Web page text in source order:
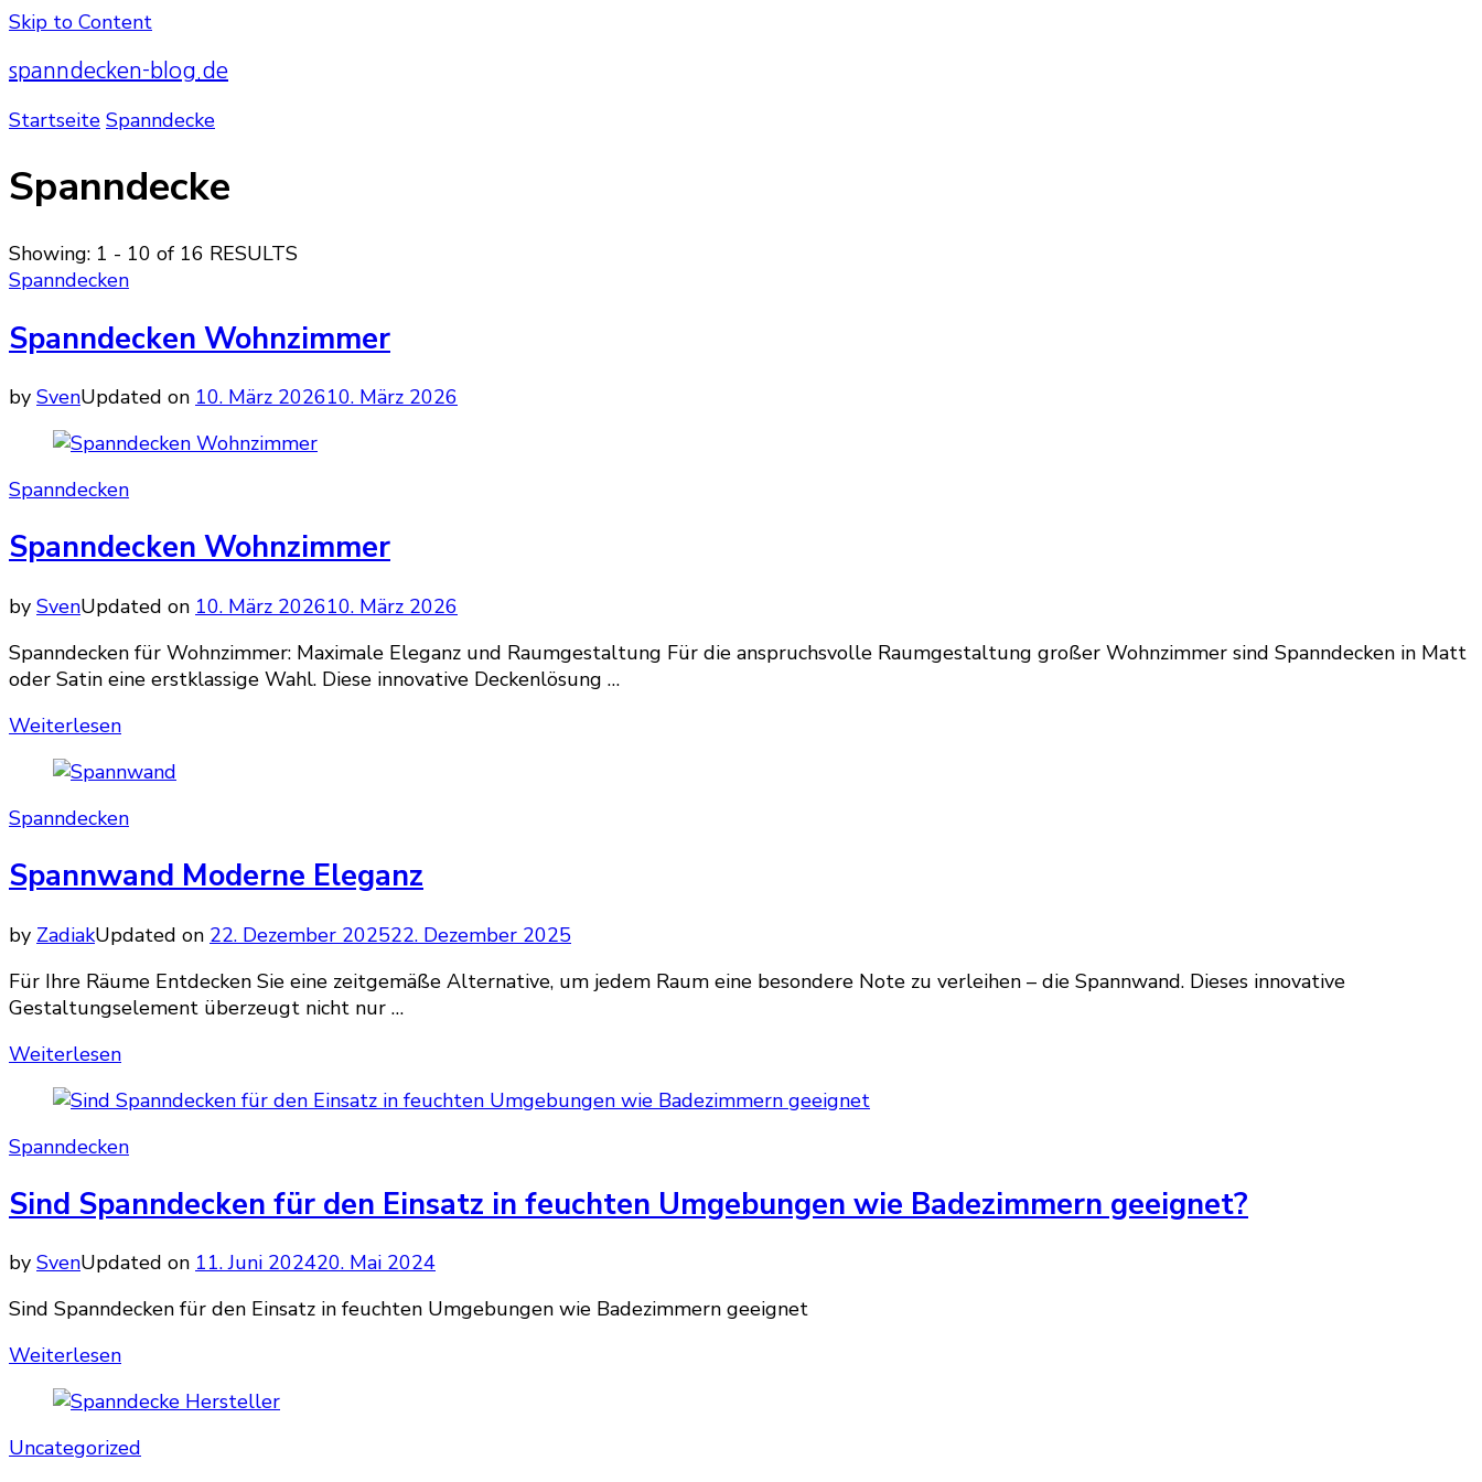
Skip to Content
spanndecken-blog.de
Startseite Spanndecke
Spanndecke
Showing: 1 - 10 of 16 RESULTS
Spanndecken
Spanndecken Wohnzimmer
by SvenUpdated on 10. März 202610. März 2026
Spanndecken
Spanndecken Wohnzimmer
by SvenUpdated on 10. März 202610. März 2026
Spanndecken für Wohnzimmer: Maximale Eleganz und Raumgestaltung Für die anspruchsvolle Raumgestaltung großer Wohnzimmer sind Spanndecken in Matt
oder Satin eine erstklassige Wahl. Diese innovative Deckenlösung …
Weiterlesen
Spanndecken
Spannwand Moderne Eleganz
by ZadiakUpdated on 22. Dezember 202522. Dezember 2025
Für Ihre Räume Entdecken Sie eine zeitgemäße Alternative, um jedem Raum eine besondere Note zu verleihen – die Spannwand. Dieses innovative
Gestaltungselement überzeugt nicht nur …
Weiterlesen
Spanndecken
Sind Spanndecken für den Einsatz in feuchten Umgebungen wie Badezimmern geeignet?
by SvenUpdated on 11. Juni 202420. Mai 2024
Sind Spanndecken für den Einsatz in feuchten Umgebungen wie Badezimmern geeignet
Weiterlesen
Uncategorized